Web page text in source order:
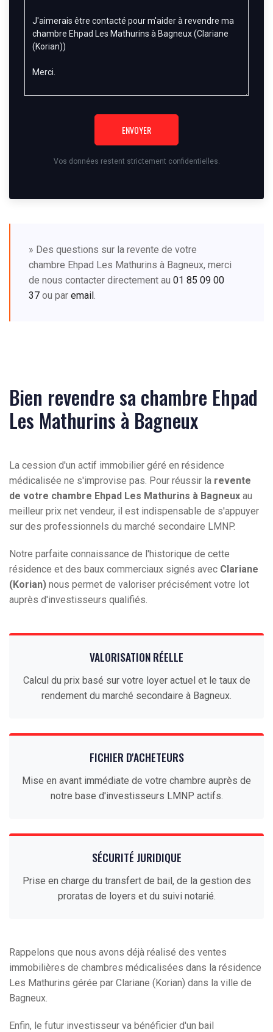
ENVOYER
Vos données restent strictement confidentielles.
» Des questions sur la revente de votre
chambre Ehpad Les Mathurins à Bagneux, merci
de nous contacter directement au 01 85 09 00
37 ou par email
Bien revendre sa chambre Ehpad
Les Mathurins à Bagneux
La cession d'un actif immobilier géré en résidence
médicalisée ne s'improvise pas. Pour réussir la revente
de votre chambre Ehpad Les Mathurins à Bagneux au
meilleur prix net vendeur, il est indispensable de s'appuyer
sur des professionnels du marché secondaire LMNP.
Notre parfaite connaissance de l'historique de cette
résidence et des baux commerciaux signés avec Clariane
(Korian) nous permet de valoriser précisément votre lot
auprès d'investisseurs qualifiés.
VALORISATION RÉELLE
Calcul du prix basé sur votre loyer actuel et le taux de
rendement du marché secondaire à Bagneux.
FICHIER D'ACHETEURS
Mise en avant immédiate de votre chambre auprès de
notre base d'investisseurs LMNP actifs.
SÉCURITÉ JURIDIQUE
Prise en charge du transfert de bail, de la gestion des
proratas de loyers et du suivi notarié.
Rappelons que nous avons déjà réalisé des ventes
immobilières de chambres médicalisées dans la résidence
Les Mathurins gérée par Clariane (Korian) dans la ville de
Bagneux.
Enfin, le futur investisseur va bénéficier d'un bail